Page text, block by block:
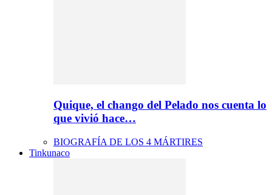
Quique, el chango del Pelado nos cuenta lo
que vivió hace…
BIOGRAFÍA DE LOS 4 MÁRTIRES
Tinkunaco